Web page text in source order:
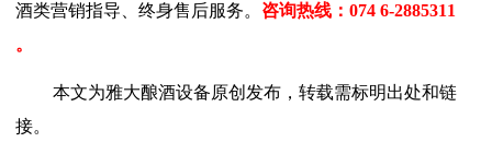
酒类营销指导、终身售后服务。 咨询热线： 074 6-2885311
。
本文为雅大酿酒设备原创发布，转载需标明出处和链
接。